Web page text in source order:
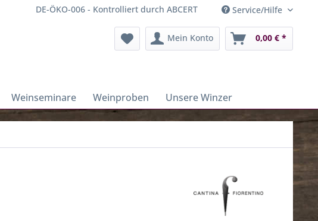
Service/Hilfe
DE-ÖKO-006 - Kontrolliert durch ABCERT
Mein Konto 0,00 € *
Weinseminare Weinproben Unsere Winzer